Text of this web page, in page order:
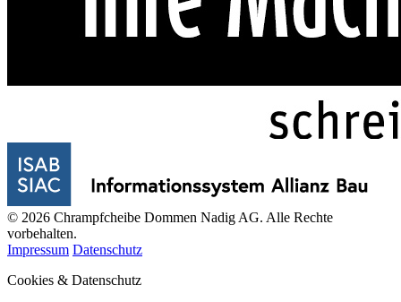
© 2026 Chrampfcheibe Dommen Nadig AG. Alle Rechte
vorbehalten.
Impressum Datenschutz
Cookies & Datenschutz